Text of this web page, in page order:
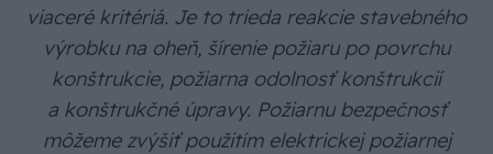
viaceré kritériá. Je to trieda reakcie stavebného
výrobku na oheň, šírenie požiaru po povrchu
konštrukcie, požiarna odolnosť konštrukcií
a konštrukčné úpravy. Požiarnu bezpečnosť
môžeme zvýšiť použitím elektrickej požiarnej